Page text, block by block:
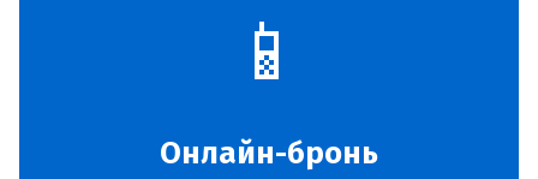
📱
Онлайн-бронь